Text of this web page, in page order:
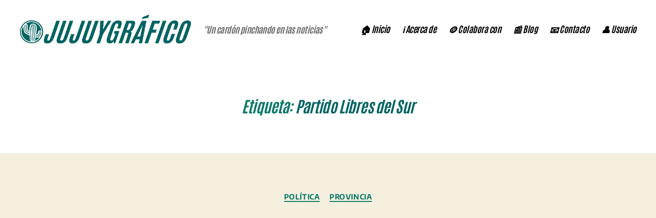
"Un cardón pinchando en las noticias" 🏠 Inicio ℹ️ Acerca de 🪙 Colabora con 📰 Blog 📧 Contacto 👤 Usuario
Etiqueta: Partido Libres del Sur
Categorías
POLÍTICA PROVINCIA